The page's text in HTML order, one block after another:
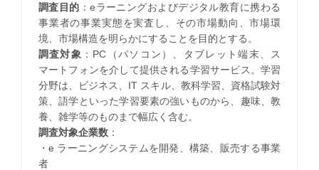
調査目的 ：eラーニングおよびデジタル教育に携わる
事業者の事業実態を実査し、その市場動向、市場環
境、市場構造を明らかにすることを目的とする。
調査対象 ：PC（パソコン）、タブレット端末、ス
マートフォンを介して提供される学習サービス。学習
分野は、ビジネス、IT スキル、教科学習、資格試験対
策、語学といった学習要素の強いものから、趣味、教
養、雑学等のものまで幅広く含む。
調査対象企業数：
・e ラーニングシステムを開発、構築、販売する事業
者